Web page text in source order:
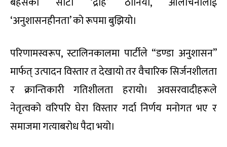
‘अनुशासनहीनता’ को रूपमा बुझियो।
परिणामस्वरूप, स्टालिनकालमा पार्टीले “डण्डा अनुशासन”
मार्फत् उत्पादन विस्तार त देखायो तर वैचारिक सिर्जनशीलता
र क्रान्तिकारी गतिशीलता हरायो। अवसरवादीहरूले
नेतृत्वको वरिपरि घेरा विस्तार गर्दा निर्णय मनोगत भए र
समाजमा गत्याबरोध पैदा भयो।